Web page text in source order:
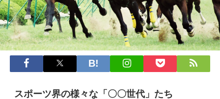
スポーツ界の様々な「〇〇世代」たち